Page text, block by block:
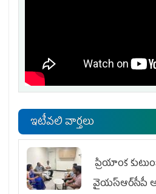
ఇటీవలి వార్తలు
ప్రియాంక
వైయ‌స్ఆర్‌సీపీ